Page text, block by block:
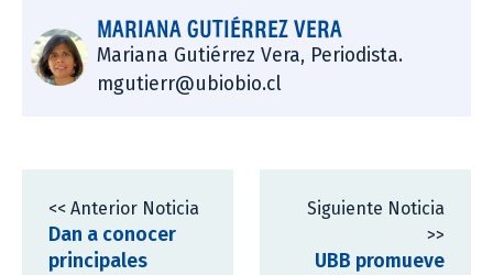
MARIANA GUTIÉRREZ VERA
Mariana Gutiérrez Vera, Periodista.
mgutierr@ubiobio.cl
<< Anterior Noticia
Dan a conocer
principales
Siguiente Noticia
>>
UBB promueve